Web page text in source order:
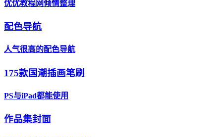
优优教程网倾情整理
配色导航
人气很高的配色导航
175款国潮插画笔刷
PS与iPad都能使用
作品集封面